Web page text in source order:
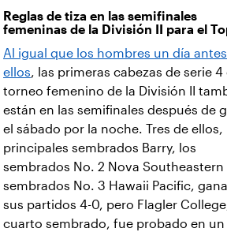
Reglas de tiza en las semifinales
femeninas de la División II para el
Al igual que los hombres un día
ellos, las primeras cabezas de serie 4
torneo femenino de la División II
están en las semifinales después de
el sábado por la noche. Tres de ellos,
principales sembrados Barry, los
sembrados No. 2 Nova Southeastern
sembrados No. 3 Hawaii Pacific,
sus partidos 4-0, pero Flagler
cuarto sembrado, fue probado en un